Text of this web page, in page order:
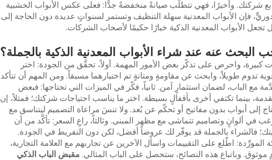
شركتك. وأخيرًا، فهي تتطلَّب صيانةً منخفضةً جدًّا: فعلى عكس الأبواب الخشبية
دوريٍّ، فإن الأبواب المعدنية سهلة التنظيف وتستمر لسنواتٍ عديدة دون الحاجة إلى
الأبواب المعدنية الذكية خيارًا حكيمًا لأصحاب الشركات.
البحث عنه عند شراء الأبواب المعدنية الذكية بالجملة؟
كبيرة، واحرص على تذكّر بعض الأمور المهمة. أولاً، تحقَّق من الجودة: اختر
تدوم طويلاً، وابحث عن مقاومةٍ ومتانةٍ تم اختبارهما مسبقاً. ومن المهم أن تتأكد
مع الباب، لضمان استثمارٍ آمن. ثانياً، فكّر في الميزات التي تحتاجها: فبعض
بينما تكتفي أخرى بأقفالٍ بسيطة. اختر ما يناسب احتياجات شركتك؛ فمثلاً، إن
إلى أبواب بدون مفاتيح أو تحكّم عن بُعد. ولا تنسَ مراعاة التصميم ليتناسق مع
في ألوانٍ وتصاميم تتماشى مع مظهر المبنى. وثالثاً، راعِ السعر: تأكَّد من أن
فالشراء بالجملة قد يوفّر لك عروضاً أفضل، لكن دون التفريط في الجودة.
اطّلع على التقييمات واسأل الآخرين عن تجاربهم مع العلامة التجارية،
وباتباع هذه النصائح، ستحصل على الباب المثالي. مقبض الباب الذكي